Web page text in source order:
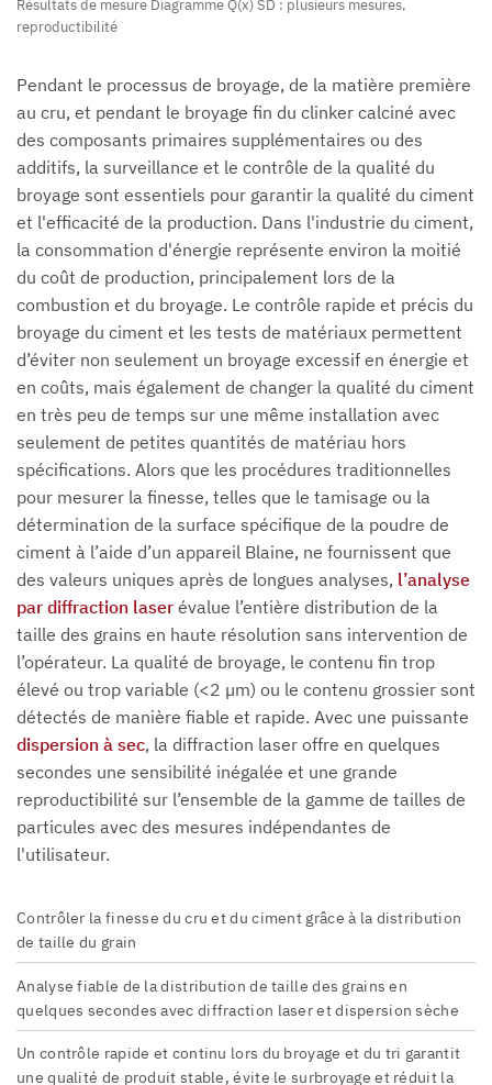
Résultats de mesure Diagramme Q(x) SD : plusieurs mesures,
reproductibilité
Pendant le processus de broyage, de la matière première
au cru, et pendant le broyage fin du clinker calciné avec
des composants primaires supplémentaires ou des
additifs, la surveillance et le contrôle de la qualité du
broyage sont essentiels pour garantir la qualité du ciment
et l'efficacité de la production. Dans l'industrie du ciment,
la consommation d'énergie représente environ la moitié
du coût de production, principalement lors de la
combustion et du broyage. Le contrôle rapide et précis du
broyage du ciment et les tests de matériaux permettent
d’éviter non seulement un broyage excessif en énergie et
en coûts, mais également de changer la qualité du ciment
en très peu de temps sur une même installation avec
seulement de petites quantités de matériau hors
spécifications. Alors que les procédures traditionnelles
pour mesurer la finesse, telles que le tamisage ou la
détermination de la surface spécifique de la poudre de
ciment à l’aide d’un appareil Blaine, ne fournissent que
des valeurs uniques après de longues analyses, l’analyse
par diffraction laser évalue l’entière distribution de la
taille des grains en haute résolution sans intervention de
l’opérateur. La qualité de broyage, le contenu fin trop
élevé ou trop variable (<2 µm) ou le contenu grossier sont
détectés de manière fiable et rapide. Avec une puissante
dispersion à sec, la diffraction laser offre en quelques
secondes une sensibilité inégalée et une grande
reproductibilité sur l’ensemble de la gamme de tailles de
particules avec des mesures indépendantes de
l'utilisateur.
Contrôler la finesse du cru et du ciment grâce à la distribution
de taille du grain
Analyse fiable de la distribution de taille des grains en
quelques secondes avec diffraction laser et dispersion sèche
Un contrôle rapide et continu lors du broyage et du tri garantit
une qualité de produit stable, évite le surbroyage et réduit la